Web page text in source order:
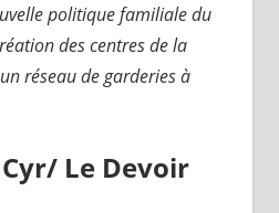
politique familiale du
des centres de la
réseau de garderies à
Le Devoir